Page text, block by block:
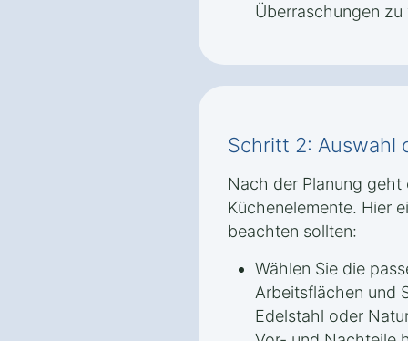
Überraschungen zu
Schritt 2: Auswahl
Nach der Planung geht
Küchenelemente. Hier
beachten sollten:
Wählen Sie die
Arbeitsflächen und
Edelstahl oder